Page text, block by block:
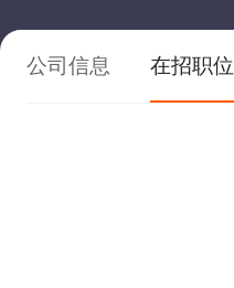
公司信息 在招职位